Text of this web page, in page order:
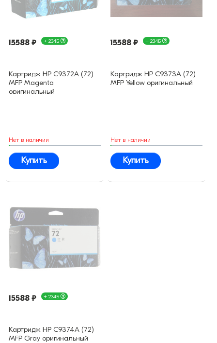
15588 ₽ + 234Б
Картридж HP C9372A (72)
MFP Magenta
оригинальный
Нет в наличии
Купить
15588 ₽ + 234Б
Картридж HP C9373A (72)
MFP Yellow оригинальный
Нет в наличии
Купить
15588 ₽ + 234Б
Картридж HP C9374A (72)
MFP Gray оригинальный